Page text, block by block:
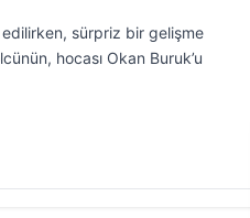
edilirken, sürpriz bir gelişme
hocası Okan Buruk’u